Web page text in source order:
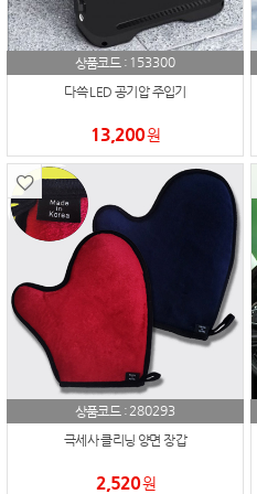
상품코드 : 153300
다쓱 LED 공기압 주입기
13,200원
상품코드 :280293
극세사 클리닝 양면 장갑
2,520원